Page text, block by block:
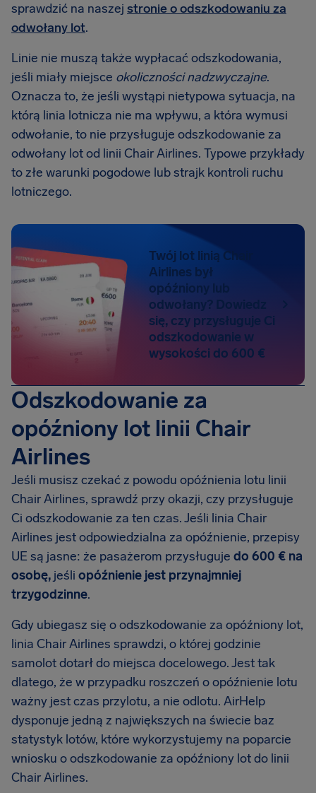
sprawdzić na naszej stronie o odszkodowaniu za
odwołany lot.
Linie nie muszą także wypłacać odszkodowania,
jeśli miały miejsce okoliczności nadzwyczajne.
Oznacza to, że jeśli wystąpi nietypowa sytuacja, na
którą linia lotnicza nie ma wpływu, a która wymusi
odwołanie, to nie przysługuje odszkodowanie za
odwołany lot od linii Chair Airlines. Typowe przykłady
to złe warunki pogodowe lub strajk kontroli ruchu
lotniczego.
Twój lot linią Chair
Airlines był
opóźniony lub
odwołany? Dowiedz
się, czy przysługuje Ci
odszkodowanie w
wysokości do 600 €
Odszkodowanie za
opóźniony lot linii Chair
Airlines
Jeśli musisz czekać z powodu opóźnienia lotu linii
Chair Airlines, sprawdź przy okazji, czy przysługuje
Ci odszkodowanie za ten czas. Jeśli linia Chair
Airlines jest odpowiedzialna za opóźnienie, przepisy
UE są jasne: że pasażerom przysługuje do 600 € na
osobę, jeśli opóźnienie jest przynajmniej
trzygodzinne.
Gdy ubiegasz się o odszkodowanie za opóźniony lot,
linia Chair Airlines sprawdzi, o której godzinie
samolot dotarł do miejsca docelowego. Jest tak
dlatego, że w przypadku roszczeń o opóźnienie lotu
ważny jest czas przylotu, a nie odlotu. AirHelp
dysponuje jedną z największych na świecie baz
statystyk lotów, które wykorzystujemy na poparcie
wniosku o odszkodowanie za opóźniony lot do linii
Chair Airlines.